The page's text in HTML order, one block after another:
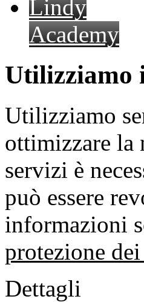
Lindy
Academy
Utilizziamo
Utilizziamo
ottimizzare la
servizi è
può essere
informazioni
protezione
Dettagli